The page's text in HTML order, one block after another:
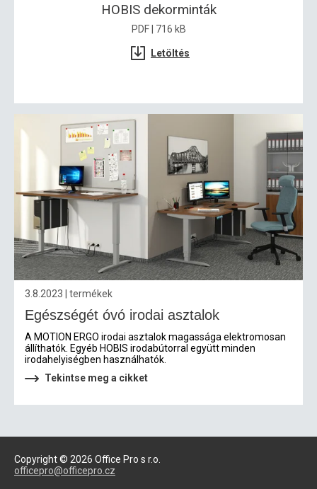
HOBIS dekorminták
PDF | 716 kB
Letöltés
3.8.2023 | termékek
Egészségét óvó irodai asztalok
A MOTION ERGO irodai asztalok magassága elektromosan
állíthatók. Egyéb HOBIS irodabútorral együtt minden
irodahelyiségben használhatók.
Tekintse meg a cikket
Copyright © 2026 Office Pro s r.o.
officepro@officepro.cz